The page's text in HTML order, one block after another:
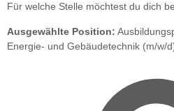
Für welche Stelle möchtest du dich
Ausgewählte Position:
Energie- und Gebäudetechnik (m/w/